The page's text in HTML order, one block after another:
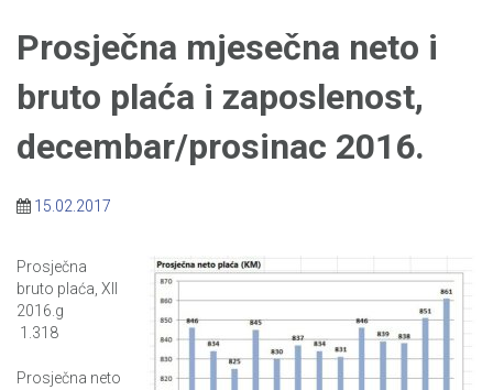
Prosječna mjesečna neto i
bruto plaća i zaposlenost,
decembar/prosinac 2016.
15.02.2017
Prosječna
bruto plaća, XII
2016.g
1.318
Prosječna neto